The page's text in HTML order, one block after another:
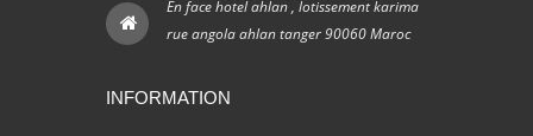
En face hotel ahlan , lotissement karima
rue angola ahlan tanger 90060 Maroc
INFORMATION